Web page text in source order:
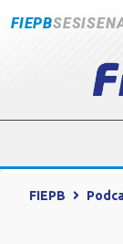
FIEPBSESI
FIEPB